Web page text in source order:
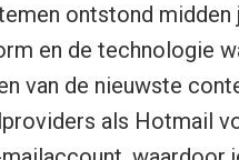
ontstond midden
en de technologie
van de nieuwste
als Hotmail